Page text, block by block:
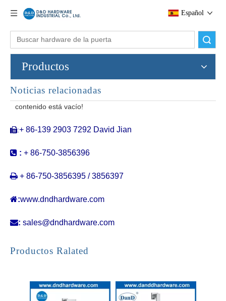
Español
Productos
Noticias relacionadas
contenido está vacío!
:+ 86-139 2903 7292 David Jian
 : + 86-750-3856396
 + 86-750-3856395 / 3856397
:www.dndhardware.com
: sales@dndhardware.com
Productos Ralated